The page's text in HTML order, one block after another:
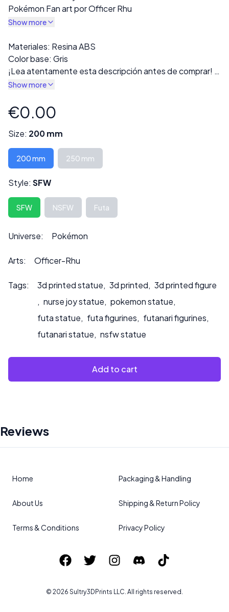
Pokémon Fan art por Officer Rhu
Show more
Description
Materiales: Resina ABS
Color base: Gris
¡Lea atentamente esta descripción antes de comprar!
La impresión final se entregará en resina gris. Hay varias
opciones con ropa completa o versiones desnudas.
Todas las impresiones se inspeccionan cuidadosamente
para detectar defectos o errores de impresión antes del
Algunos modelos pueden venir en piezas separadas y
requerir ensamblaje.
también puede afectar el precio.
Por favor, contáctenos en ***
*** para cualquier consulta de personalización o si desea
Show more
Product information
€0.00
Size: 200 mm
200 mm 250 mm
Style: SFW
SFW NSFW Futa
Universe: Pokémon
Arts: Officer-Rhu
Tags: 3d printed statue, 3d printed, 3d printed figure
, nurse joy statue, pokemon statue,
futa statue, futa figurines, futanari figurines,
futanari statue, nsfw statue
Add to cart
Reviews
Home
About Us
Terms & Conditions
Packaging & Handling
Shipping & Return Policy
Privacy Policy
© 2026 Sultry3DPrints LLC. All rights reserved.